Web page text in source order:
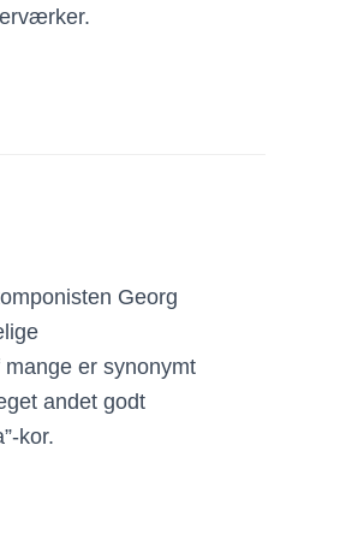
Georg
er synonymt
andet godt
kor.